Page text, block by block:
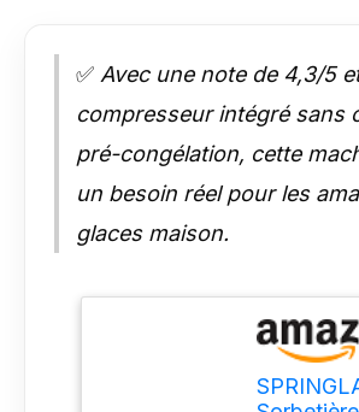
✅ Avec une note de 4,3/5
compresseur intégré sans
pré-congélation, cette
un besoin réel pour les
glaces maison.